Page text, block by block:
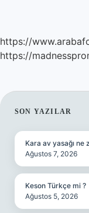
https://
https://
SON YAZILAR
Kara av yasağı ne
Ağustos 7, 2026
Keson Türkçe mi ?
Ağustos 5, 2026